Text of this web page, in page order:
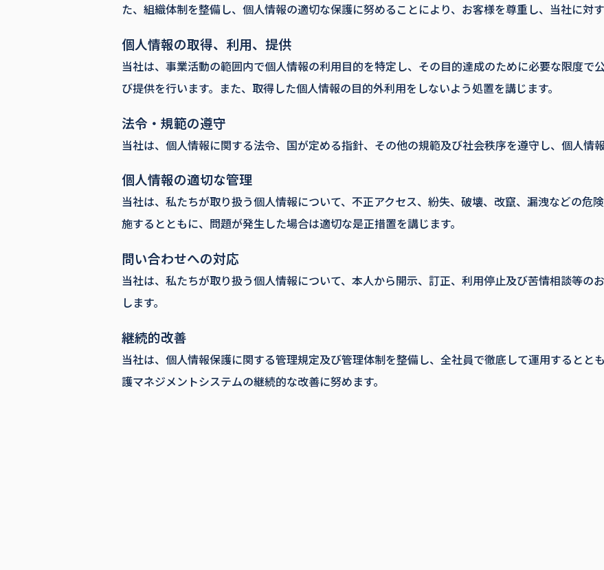
た、組織体制を整備し、個人情報の適切な保護に努めることにより、お客様を尊重し、当社に対
個人情報の取得、利用、提供
当社は、事業活動の範囲内で個人情報の利用目的を特定し、その目的達成のために必要な限度で
び提供を行います。また、取得した個人情報の目的外利用をしないよう処置を講じます。
法令・規範の遵守
当社は、個人情報に関する法令、国が定める指針、その他の規範及び社会秩序を遵守し、個人情
個人情報の適切な管理
当社は、私たちが取り扱う個人情報について、不正アクセス、紛失、破壊、改竄、漏洩などの危
施するとともに、問題が発生した場合は適切な是正措置を講じます。
問い合わせへの対応
当社は、私たちが取り扱う個人情報について、本人から開示、訂正、利用停止及び苦情相談等の
します。
継続的改善
当社は、個人情報保護に関する管理規定及び管理体制を整備し、全社員で徹底して運用するとと
護マネジメントシステムの継続的な改善に努めます。